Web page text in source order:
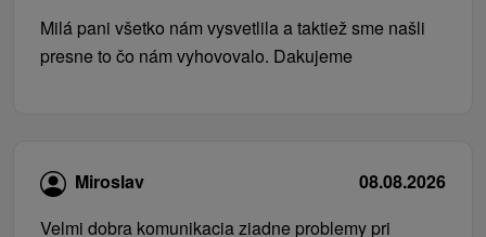
Milá pani všetko nám vysvetlila a taktiež sme našli
presne to čo nám vyhovovalo. Dakujeme
Miroslav
08.08.2026
Velmi dobra komunikacia ziadne problemy pri